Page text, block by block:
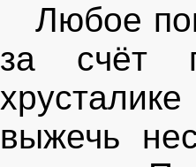
Любое
за счёт
выжечь